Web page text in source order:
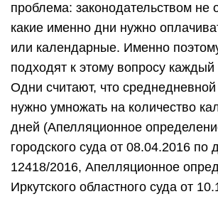
проблема: законодательством не
какие именно дни нужно
или календарные. Именно
подходят к этому вопросу каждый
Одни считают, что среднедневной
нужно умножать на количество
дней (Апелляционное
городского суда от 08.04.2016
12418/2016, Апелляционное
Иркутского областного суда от